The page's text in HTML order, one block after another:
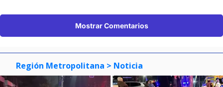
Mostrar Comentarios
Región Metropolitana > Noticia